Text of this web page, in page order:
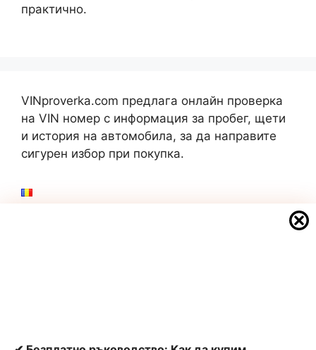
практично.
VINproverka.com предлага онлайн проверка
на VIN номер с информация за пробег, щети
и история на автомобила, за да направите
сигурен избор при покупка.